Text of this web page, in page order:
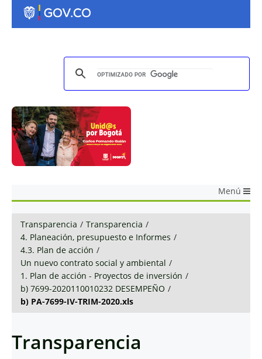
Menú
Transparencia / Transparencia /
4. Planeación, presupuesto e Informes /
4.3. Plan de acción /
Un nuevo contrato social y ambiental /
1. Plan de acción - Proyectos de inversión /
b) 7699-2020110010232 DESEMPEÑO /
b) PA-7699-IV-TRIM-2020.xls
Transparencia